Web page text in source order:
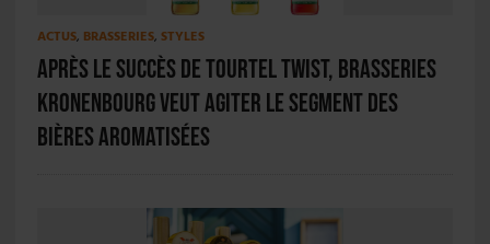
ACTUS, BRASSERIES, STYLES
Après le succès de Tourtel Twist, Brasseries
Kronenbourg veut agiter le segment des
bières aromatisées